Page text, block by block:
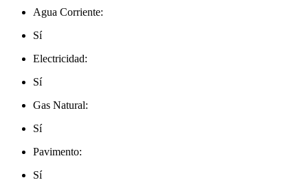
Agua Corriente:
Sí
Electricidad:
Sí
Gas Natural:
Sí
Pavimento:
Sí